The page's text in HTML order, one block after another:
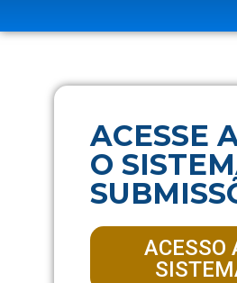
ACESSE
O
ACESSO